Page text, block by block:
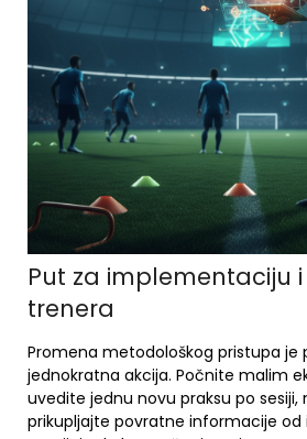
Put za implementaciju
trenera
Promena metodološkog pristupa je
jednokratna akcija. Počnite malim
uvedite jednu novu praksu po
prikupljajte povratne informacije od